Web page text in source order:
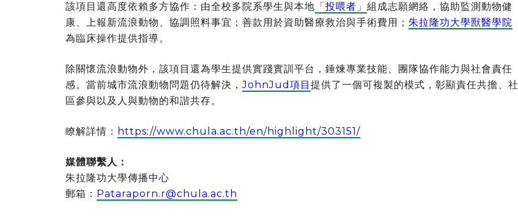
該項目還高度依賴多方協作：由全校多院系學生與本地 「投喂者」 組成志願網絡，協助監測動物健
康、上報新流浪動物、協調照料事宜；善款用於資助醫療救治與手術費用； 朱拉隆功大學獸醫學院
為臨床操作提供指導。
除關懷流浪動物外，該項目還為學生提供實踐實訓平台，錘煉專業技能、團隊協作能力與社會責任
感。當前城市流浪動物問題仍待解決，JohnJud項目 提供了一個可複製的模式，彰顯責任共擔、社
區參與以及人與動物的和諧共存。
瞭解詳情： https://www.chula.ac.th/en/highlight/303151/
媒體聯繫人：
朱拉隆功大學傳播中心
郵箱： Pataraporn.r@chula.ac.th